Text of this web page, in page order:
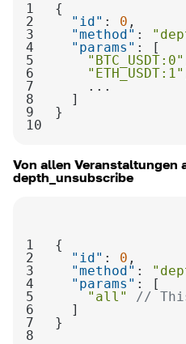
1
2
"id" : 0
3
"method" :
4
"params"
5
"BTC_USDT:0"
6
"ETH_USDT:1"
7
8
9
10
Von allen Veranstaltungen
depth_unsubscribe
1
2
"id" : 0
3
"method" :
4
"params"
5
"all"
//
6
7
8